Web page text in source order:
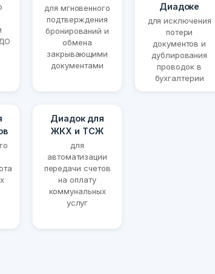
для мгновенного
подтверждения
бронирований и
обмена
закрывающими
документами
Диадоке
для исключения
потери
документов и
дублирования
проводок в
бухгалтерии
Диадок для
ЖКХ и ТСЖ
для
автоматизации
передачи счетов
на оплату
коммунальных
услуг